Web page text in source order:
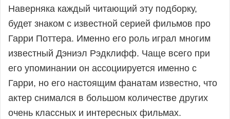
тесты,
квизы
онлайн
5 - Пушки Акимбо
6 - Джунгли
7 - Поделиться статьёй
8 - Добавить комментарий
9 - Комментарии
10 - Рекомендуемые статьи
Наверняка каждый читающий эту подборку,
будет знаком с известной серией фильмов про
Гарри Поттера. Именно его роль играл многим
известный Дэниэл Рэдклифф. Чаще всего при
его упоминании он ассоциируется именно с
Гарри, но его настоящим фанатам известно, что
актер снимался в большом количестве других
очень классных и интересных фильмах.